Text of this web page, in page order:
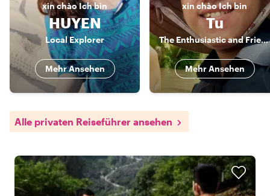
xin chàoIch bin
HUYEN
Local Explorer
Mehr Ansehen
xin chàoIch bin
Tu
The Enthusiastic and Friendly Local
Mehr Ansehen
Alle privaten Reiseführer ansehen